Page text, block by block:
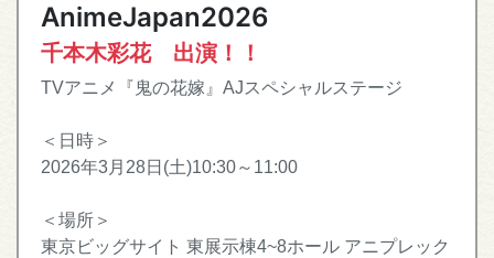
AnimeJapan2026
千本木彩花 出演！！
TVアニメ『鬼の花嫁』AJスペシャルステージ
＜日時＞
2026年3月28日(土)10:30～11:00
＜場所＞
東京ビッグサイト 東展示棟4~8ホール アニプレック